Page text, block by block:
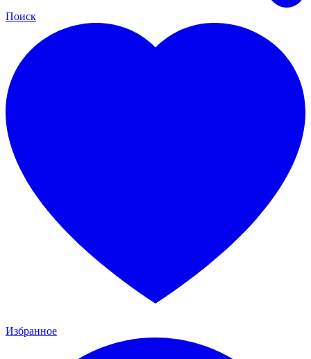
Поиск
Избранное